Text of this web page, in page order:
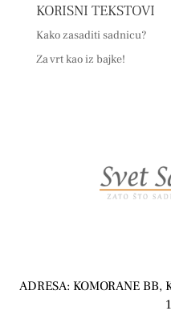
KORISNI TEKSTOVI
Kako zasaditi sadnicu?
Za vrt kao iz bajke!
ADRESA: KOMORANE